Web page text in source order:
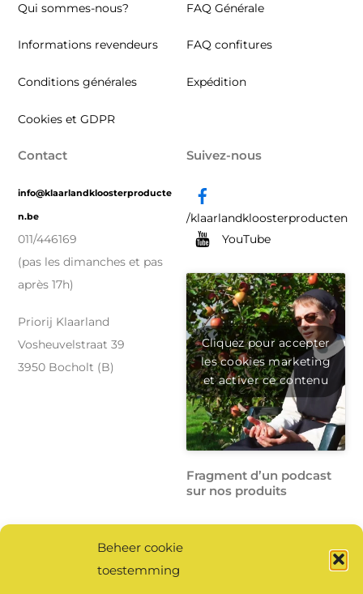
Beheer cookie
toestemming
Top
Qui sommes-nous?
Informations revendeurs
Conditions générales
Cookies et GDPR
FAQ Générale
FAQ confitures
Expédition
Contact
info@klaarlandkloosterproducte
n.be
011/446169
(pas les dimanches et pas
après 17h)
Priorij Klaarland
Vosheuvelstraat 39
3950 Bocholt (B)
Suivez-nous
/klaarlandkloosterproducten
YouTube
Cliquez pour accepter
les cookies marketing
et activer ce contenu
Fragment d’un podcast
sur nos produits